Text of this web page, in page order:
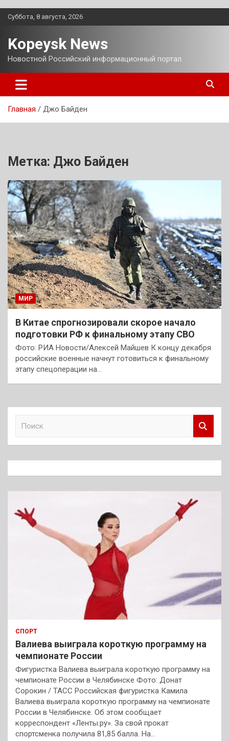
Перейти
Суббота, 8 августа, 2026
Kopeysk News
Новостной Российский информационный портал.
Главная Джо Байден
Метка: Джо Байден
МИР
В Китае спрогнозировали скорое начало
подготовки РФ к финальному этапу СВО
Фото: РИА Новости/Алексей Майшев К концу декабря
российские военные начнут готовиться к финальному
этапу спецоперации на…
к
СПОРТ
Валиева выиграла короткую программу на
чемпионате России
Фигуристка Валиева выиграла короткую программу на
чемпионате России в Челябинске Фото: Донат
Сорокин / ТАСС Российская фигуристка Камила
Валиева выиграла короткую программу на чемпионате
России в Челябинске. Об этом сообщает
корреспондент «Ленты.ру». За свой прокат
спортсменка получила 81,85 балла. На…